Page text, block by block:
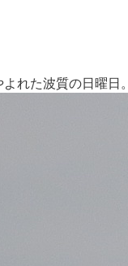
れた波質の日曜日。